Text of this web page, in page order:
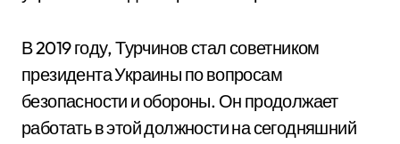
В 2019 году, Турчинов стал советником
президента Украины по вопросам
безопасности и обороны. Он продолжает
работать в этой должности на сегодняшний